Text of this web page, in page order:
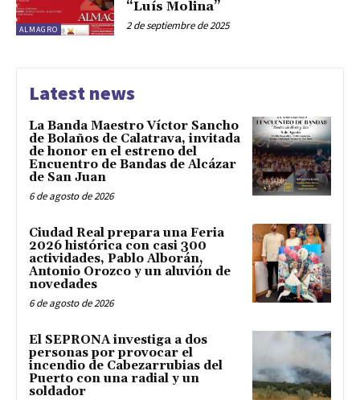
ALMAGRO
“Luís Molina”
2 de septiembre de 2025
Latest news
La Banda Maestro Víctor Sancho
de Bolaños de Calatrava, invitada
de honor en el estreno del
Encuentro de Bandas de Alcázar
de San Juan
6 de agosto de 2026
Ciudad Real prepara una Feria
2026 histórica con casi 300
actividades, Pablo Alborán,
Antonio Orozco y un aluvión de
novedades
6 de agosto de 2026
El SEPRONA investiga a dos
personas por provocar el
incendio de Cabezarrubias del
Puerto con una radial y un
soldador